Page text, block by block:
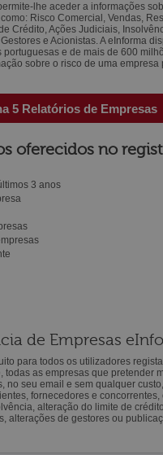
lhe aceder a informações
Risco Comercial, Vendas,
Crédito, Ações Judiciais,
e Acionistas. A eInforma
e de mais de 600
sobre o risco de uma empresa
5 Relatórios de Empresas
oferecidos no
3 anos
de Empresas
para todos os utilizadores
as empresas que pretender
no seu email e sem qualquer
fornecedores e concorrentes,
alteração do limite de
alterações de gestores ou